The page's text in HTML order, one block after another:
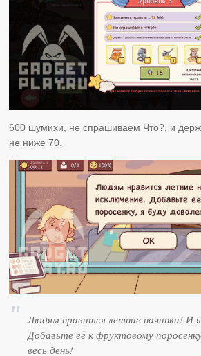
600 шумихи, не спрашиваем Что?, и
не ниже 70.
Людям нравится летние начинки! И я
Добавьте её к фруктовому
весь день!